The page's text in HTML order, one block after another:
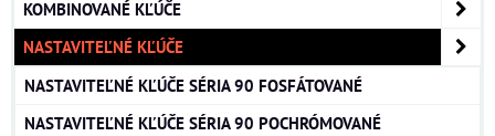
KOMBINOVANÉ KĽÚČE
NASTAVITEĽNÉ KĽÚČE
NASTAVITEĽNÉ KĽÚČE SÉRIA 90 FOSFÁTOVANÉ
NASTAVITEĽNÉ KĽÚČE SÉRIA 90 POCHRÓMOVANÉ